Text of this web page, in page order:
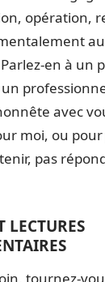
opération,
en à un
avec
moi, ou
pas
LECTURES
tournez-